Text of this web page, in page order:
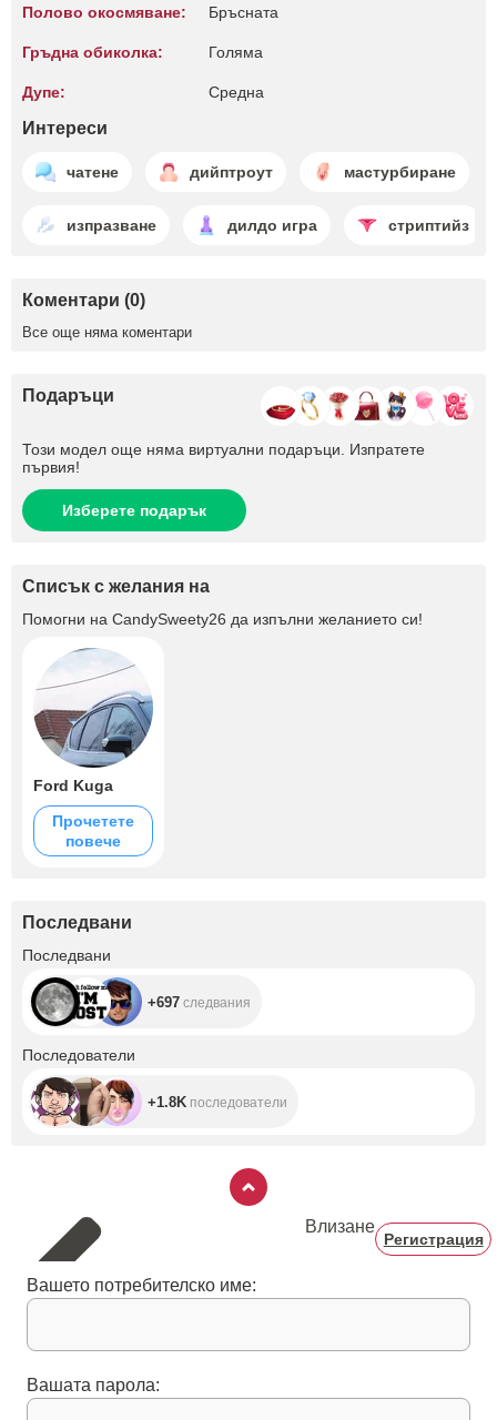
Полово окосмяване: Бръсната
Гръдна обиколка: Голяма
Дупе: Среднa
Интереси
чатене дийптроут мастурбиране
изпразване дилдо игра стриптийз
Коментари (0)
Все още няма коментари
Подаръци
Този модел още няма виртуални подаръци. Изпратете
първия!
Изберете подарък
Списък с желания на
Помогни на CandySweety26 да изпълни желанието си!
Ford Kuga
Прочетете
повече
Последвани
Последвани
+697 следвания
Последователи
+1.8K последователи
Влизане
Регистрация
Вашето потребителско име:
Вашата парола: